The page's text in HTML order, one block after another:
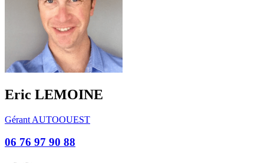
Eric LEMOINE
Gérant AUTOOUEST
06 76 97 90 88